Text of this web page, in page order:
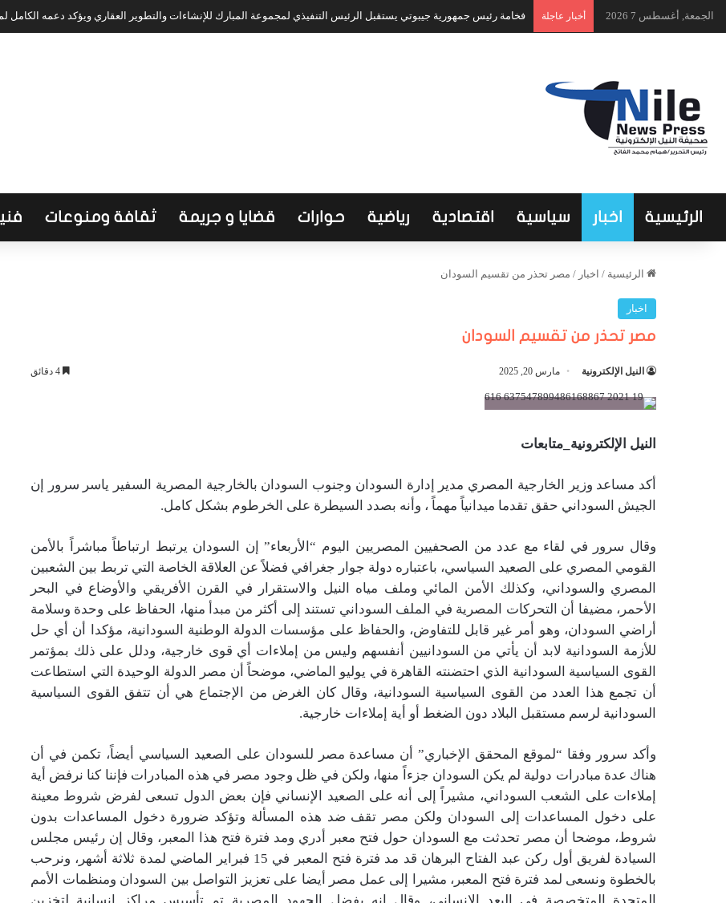
الجمعة, أغسطس 7 2026 أخبار عاجلة فخامة رئيس جمهورية جيبوتي يستقبل الرئيس التنفيذي لمجموعة المبارك للإنشاءات والتطوير العقاري ويؤكد دعمه الكامل
الرئيسية اخبار سياسية اقتصادية رياضية حوارات قضايا و جريمة ثقافة ومنوعات
الرئيسية / اخبار / مصر تحذر من تقسيم السودان
اخبار
مصر تحذر من تقسيم السودان
النيل الإلكترونية مارس 20, 2025
النيل الإلكترونية_متابعات
أكد مساعد وزير الخارجية المصري مدير إدارة السودان وجنوب السودان بالخارجية المصرية السفير ياسر سرور إن
الجيش السوداني حقق تقدما ميدانياً مهماً ، وأنه بصدد السيطرة على الخرطوم بشكل كامل.
وقال سرور في لقاء مع عدد من الصحفيين المصريين اليوم “الأربعاء” إن السودان يرتبط ارتباطاً مباشراً بالأمن
القومي المصري على الصعيد السياسي، باعتباره دولة جوار جغرافي فضلاً عن العلاقة الخاصة التي تربط بين الشعبين
المصري والسوداني، وكذلك الأمن المائي وملف مياه النيل والاستقرار في القرن الأفريقي والأوضاع في البحر
الأحمر، مضيفا أن التحركات المصرية في الملف السوداني تستند إلى أكثر من مبدأ منها، الحفاظ على وحدة وسلامة
أراضي السودان، وهو أمر غير قابل للتفاوض، والحفاظ على مؤسسات الدولة الوطنية السودانية، مؤكدا أن أي حل
للأزمة السودانية لابد أن يأتي من السودانيين أنفسهم وليس من إملاءات أي قوى خارجية، ودلل على ذلك بمؤتمر
القوى السياسية السودانية الذي احتضنته القاهرة في يوليو الماضي، موضحاً أن مصر الدولة الوحيدة التي استطاعت
أن تجمع هذا العدد من القوى السياسية السودانية، وقال كان الغرض من الإجتماع هي أن تتفق القوى السياسية
السودانية لرسم مستقبل البلاد دون الضغط أو أية إملاءات خارجية.
وأكد سرور وفقا “لموقع المحقق الإخباري” أن مساعدة مصر للسودان على الصعيد السياسي أيضاً، تكمن في أن
هناك عدة مبادرات دولية لم يكن السودان جزءاً منها، ولكن في ظل وجود مصر في هذه المبادرات فإننا كنا نرفض أية
إملاءات على الشعب السوداني، مشيراً إلى أنه على الصعيد الإنساني فإن بعض الدول تسعى لفرض شروط معينة
على دخول المساعدات إلى السودان ولكن مصر تقف ضد هذه المسألة وتؤكد ضرورة دخول المساعدات بدون
شروط، موضحا أن مصر تحدثت مع السودان حول فتح معبر أدري ومد فترة فتح هذا المعبر، وقال إن رئيس مجلس
السيادة لفريق أول ركن عبد الفتاح البرهان قد مد فترة فتح المعبر في 15 فبراير الماضي لمدة ثلاثة أشهر، ونرحب
بالخطوة ونسعى لمد فترة فتح المعبر، مشيرا إلى عمل مصر أيضا على تعزيز التواصل بين السودان ومنظمات الأمم